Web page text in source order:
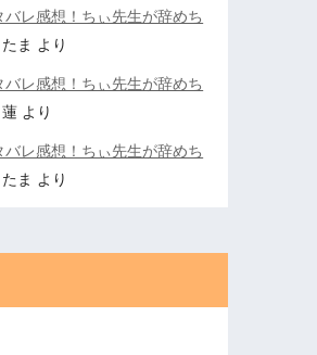
レ感想！ちぃ先生が辞めち
たま より
レ感想！ちぃ先生が辞めち
蓮 より
レ感想！ちぃ先生が辞めち
たま より